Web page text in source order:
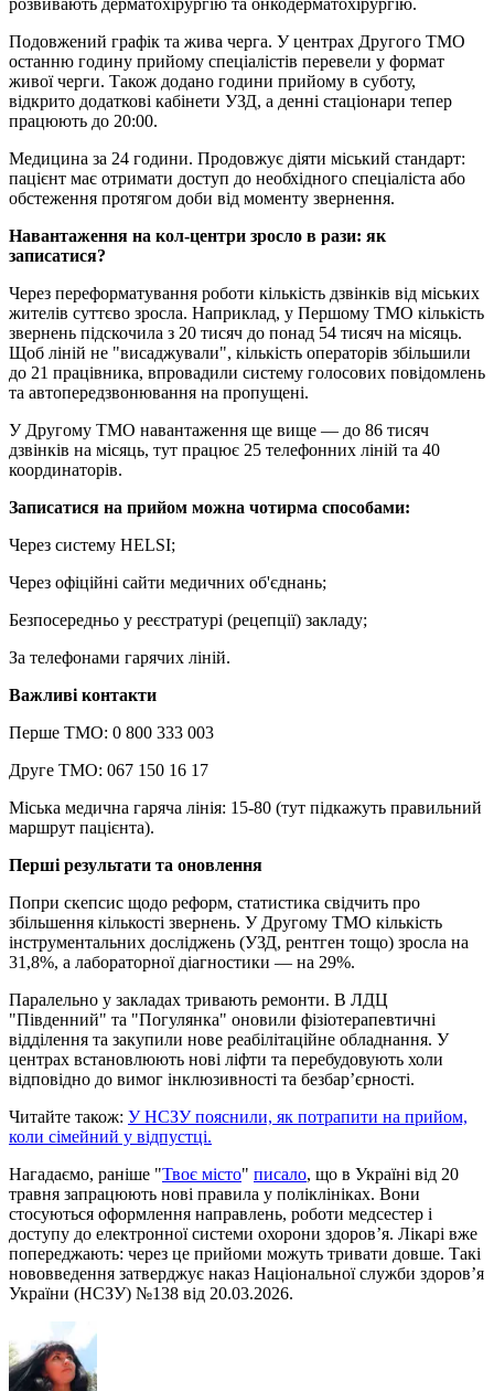
Подовжений графік та жива черга. У центрах Другого ТМО
останню годину прийому спеціалістів перевели у формат
живої черги. Також додано години прийому в суботу,
відкрито додаткові кабінети УЗД, а денні стаціонари тепер
працюють до 20:00.
Медицина за 24 години. Продовжує діяти міський стандарт:
пацієнт має отримати доступ до необхідного спеціаліста або
обстеження протягом доби від моменту звернення.
Навантаження на кол-центри зросло в рази: як
записатися?
Через переформатування роботи кількість дзвінків від міських
жителів суттєво зросла. Наприклад, у Першому ТМО кількість
звернень підскочила з 20 тисяч до понад 54 тисяч на місяць.
Щоб ліній не "висаджували", кількість операторів збільшили
до 21 працівника, впровадили систему голосових повідомлень
та автопередзвонювання на пропущені.
У Другому ТМО навантаження ще вище — до 86 тисяч
дзвінків на місяць, тут працює 25 телефонних ліній та 40
координаторів.
Записатися на прийом можна чотирма способами:
Через систему HELSI;
Через офіційні сайти медичних об'єднань;
Безпосередньо у реєстратурі (рецепції) закладу;
За телефонами гарячих ліній.
Важливі контакти
Перше ТМО: 0 800 333 003
Друге ТМО: 067 150 16 17
Міська медична гаряча лінія: 15-80 (тут підкажуть правильний
маршрут пацієнта).
Перші результати та оновлення
Попри скепсис щодо реформ, статистика свідчить про
збільшення кількості звернень. У Другому ТМО кількість
інструментальних досліджень (УЗД, рентген тощо) зросла на
31,8%, а лабораторної діагностики — на 29%.
Паралельно у закладах тривають ремонти. В ЛДЦ
"Південний" та "Погулянка" оновили фізіотерапевтичні
відділення та закупили нове реабілітаційне обладнання. У
центрах встановлюють нові ліфти та перебудовують холи
відповідно до вимог інклюзивності та безбар’єрності.
Читайте також: У НСЗУ пояснили, як потрапити на прийом,
коли сімейний у відпустці.
Нагадаємо, раніше "Твоє місто" писало, що в Україні від 20
травня запрацюють нові правила у поліклініках. Вони
стосуються оформлення направлень, роботи медсестер і
доступу до електронної системи охорони здоров’я. Лікарі вже
попереджають: через це прийоми можуть тривати довше. Такі
нововведення затверджує наказ Національної служби здоров’я
України (НСЗУ) №138 від 20.03.2026.